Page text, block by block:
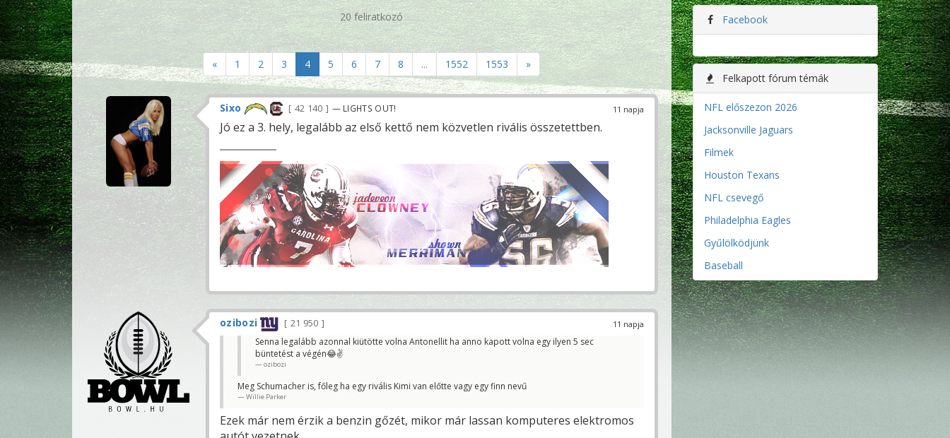
20 feliratkozó
« 1 2 3 4 5 6 7 8 ... 1552 1553 »
11 napja
Sixo 42 140 — LIGHTS OUT!
Jó ez a 3. hely, legalább az első kettő nem közvetlen rivális összetettben.
11 napja
ozibozi
21 950
Senna legalább azonnal kiütötte volna Antonellit ha anno kapott volna egy ilyen 5 sec
büntetést a végén😂✌️
ozibozi
Meg Schumacher is, főleg ha egy rivális Kimi van előtte vagy egy finn nevű
Willie Parker
Ezek már nem érzik a benzin gőzét, mikor már lassan komputeres elektromos
Facebook
Felkapott fórum témák
NFL előszezon 2026
Jacksonville Jaguars
Filmek
Houston Texans
NFL csevegő
Philadelphia Eagles
Gyűlölködjünk
Baseball